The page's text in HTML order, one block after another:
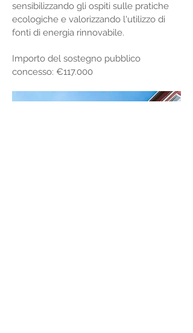
sensibilizzando gli ospiti sulle pratiche
ecologiche e valorizzando l'utilizzo di
fonti di energia rinnovabile.
Importo del sostegno pubblico
concesso: €117.000